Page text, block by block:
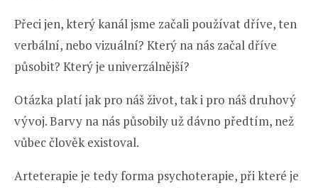
Přeci jen, který kanál jsme začali používat dříve, ten
verbální, nebo vizuální? Který na nás začal dříve
působit? Který je univerzálnější?
Otázka platí jak pro náš život, tak i pro náš druhový
vývoj. Barvy na nás působily už dávno předtím, než
vůbec člověk existoval.
Arteterapie je tedy forma psychoterapie, při které je